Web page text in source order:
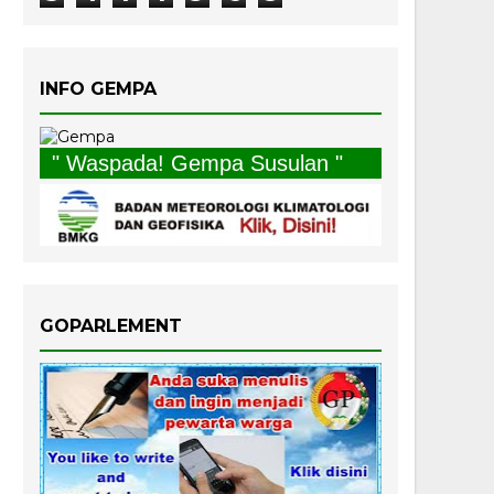
INFO GEMPA
" Waspada! Gempa Susulan "
GOPARLEMENT